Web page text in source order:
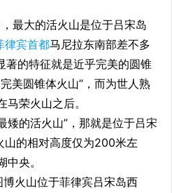
最大的活火山是位于吕宋岛
律宾首都马尼拉东南部差不多
著的特征就是近乎完美的圆锥
美圆锥体火山”，而为世人熟
荣火山之后。
矮的活火山”，那就是位于吕宋
山的相对高度仅为200米左
央。
火山位于菲律宾吕宋岛西